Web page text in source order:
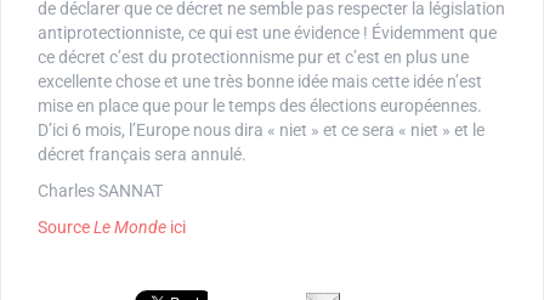
de déclarer que ce décret ne semble pas respecter la législation
antiprotectionniste, ce qui est une évidence ! Évidemment que
ce décret c’est du protectionnisme pur et c’est en plus une
excellente chose et une très bonne idée mais cette idée n’est
mise en place que pour le temps des élections européennes.
D’ici 6 mois, l’Europe nous dira « niet » et ce sera « niet » et le
décret français sera annulé.
Charles SANNAT
SourceLe Monde ici